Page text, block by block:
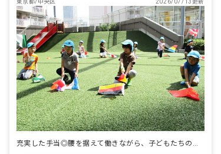
東京都/中央区
2026/07/13更新
充実した手当◎腰を据えて働きながら、子どもたちの笑顔を増やしませんか